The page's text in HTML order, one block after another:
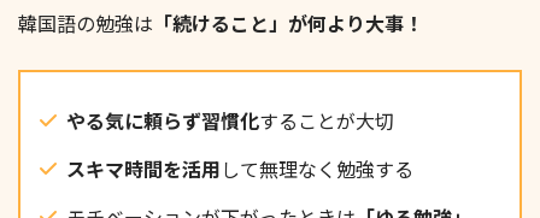
韓国語の勉強は 「続けること」が何より大事！
やる気に頼らず習慣化することが大切
スキマ時間を活用して無理なく勉強する